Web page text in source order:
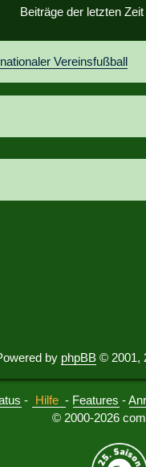
Beiträge der letzten
Vereinsfußball
by phpBB © 2001,
- Hilfe - Features -
© 2000-2026